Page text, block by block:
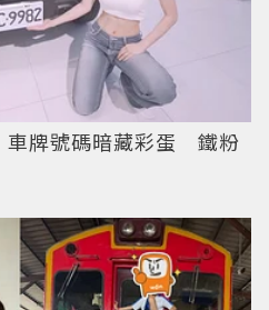
車牌號碼暗藏彩蛋 鐵粉